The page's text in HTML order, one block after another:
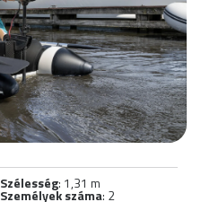
Szélesség: 1,31 m
Személyek száma: 2